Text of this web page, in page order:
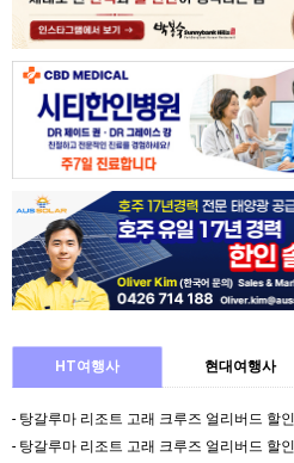
HT여행사 현대여행사
- 탕갈루마 리조트 고래 크루즈 얼리버드 할
- 탕갈루마 리조트 고래 크루즈 얼리버드 할